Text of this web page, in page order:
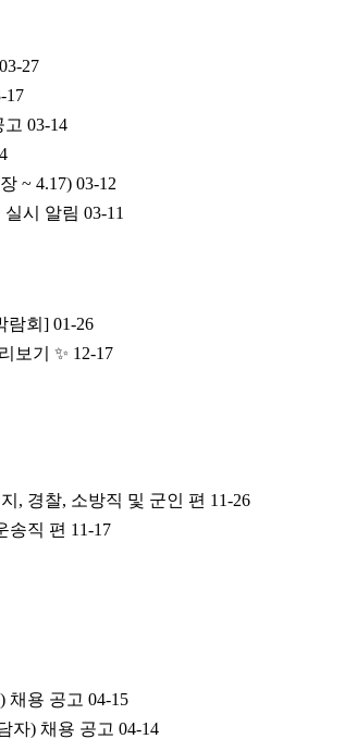
03-27
17
고 03-14
~ 4.17) 03-12
실시 알림 03-11
람회] 01-26
보기
12-17
, 경찰, 소방직 및 군인 편 11-26
송직 편 11-17
채용 공고 04-15
자) 채용 공고 04-14